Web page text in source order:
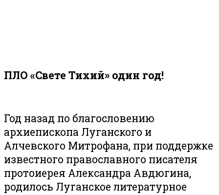
ПЛО «Свете Тихий» один год!
Год назад по благословению
архиепископа Луганского и
Алчевского Митрофана, при поддержке
известного православного писателя
протоиерея Александра Авдюгина,
родилось Луганское литературное